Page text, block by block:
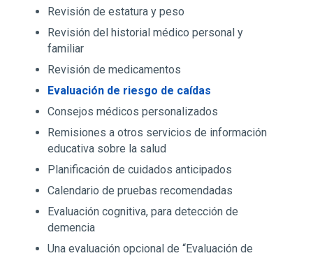
Revisión de estatura y peso
Revisión del historial médico personal y
familiar
Revisión de medicamentos
Evaluación de riesgo de caídas
Consejos médicos personalizados
Remisiones a otros servicios de información
educativa sobre la salud
Planificación de cuidados anticipados
Calendario de pruebas recomendadas
Evaluación cognitiva, para detección de
demencia
Una evaluación opcional de “Evaluación de